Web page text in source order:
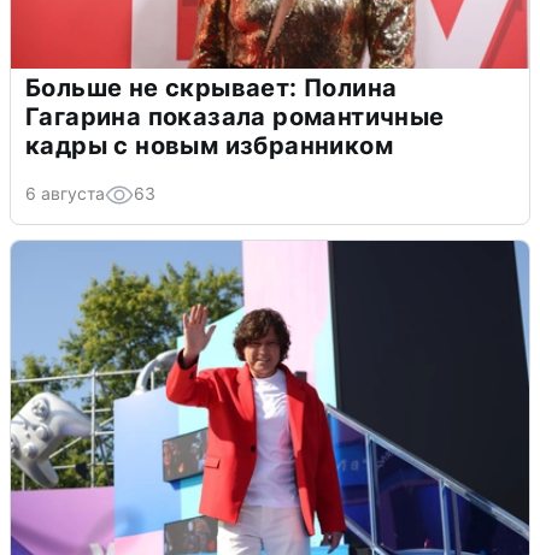
Больше не скрывает: Полина
Гагарина показала романтичные
кадры с новым избранником
6 августа 63